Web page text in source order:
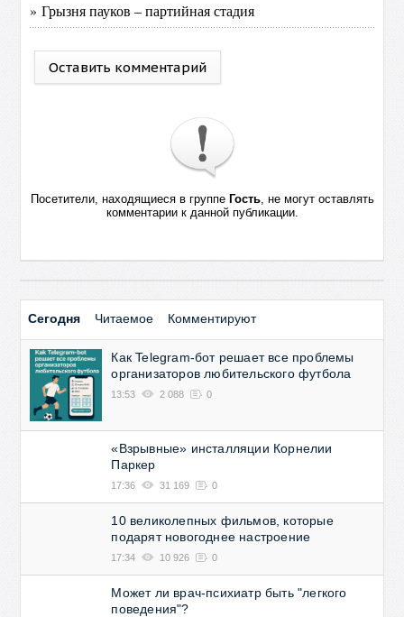
» Грызня пауков – партийная стадия
Оставить комментарий
Посетители, находящиеся в группе Гость, не могут оставлять
комментарии к данной публикации.
Сегодня Читаемое Комментируют
Как Telegram-бот решает все проблемы
организаторов любительского футбола
13:53 2 088 0
«Взрывные» инсталляции Корнелии
Паркер
17:36 31 169 0
10 великолепных фильмов, которые
подарят новогоднее настроение
17:34 10 926 0
Может ли врач-психиатр быть "легкого
поведения"?